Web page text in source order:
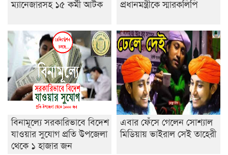
নেতৃত্ব ইসতিয়াক-মাহফুজ
ডাকসুতে শিবিরের নিরঙ্কুশ জয়
রাজশাহীতে ট্রাকচাপায় ভ্যানচালক নিহত
শেষ সময়ে ভোট কারচুরি অভিযোগ আবিদের
ম্যানেজারসহ ১৫ কর্মী আটক
প্রধানমন্ত্রীকে স্মারকলিপি
বিনামূল্যে সরকারিভাবে বিদেশ
যাওয়ার সুযোগ প্রতি উপজেলা
থেকে ১ হাজার জন
এবার ফেঁসে গেলেন সোশ্যাল
মিডিয়ায় ভাইরাল সেই তাহেরী